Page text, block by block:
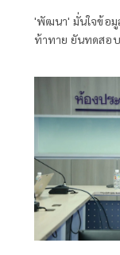
'พัฒนา' มั่นใจข้อมู
ท้าทาย ยันทดสอ